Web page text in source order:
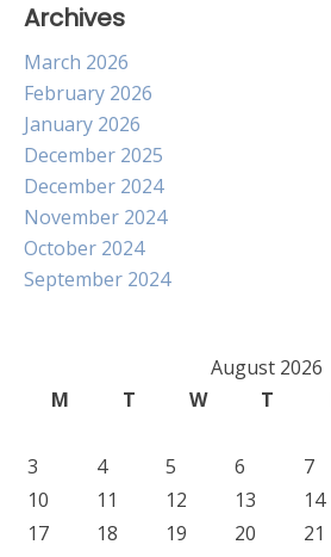
Archives
March 2026
February 2026
January 2026
December 2025
December 2024
November 2024
October 2024
September 2024
August 2026
M
T W T
3
4 5 6 7
10
11 12 13 14
17
18 19 20 21